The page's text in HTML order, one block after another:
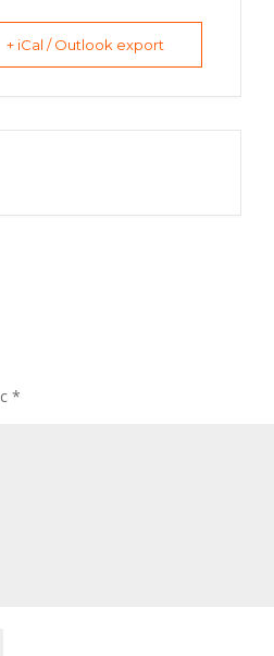
+ iCal / Outlook export
*